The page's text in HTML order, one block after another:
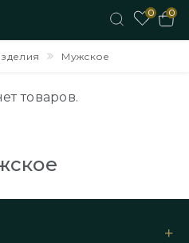
0
0
Мужское
товаров.